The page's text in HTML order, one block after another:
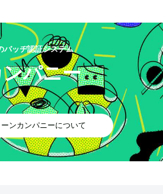
バッヂ認証システム
パニー
ンカンパニーについて